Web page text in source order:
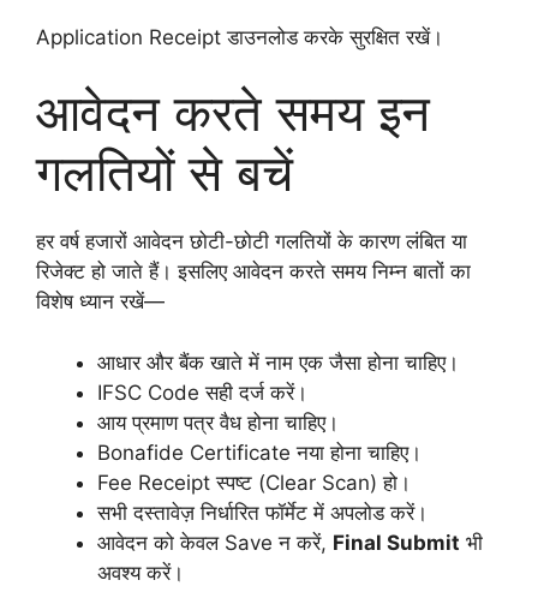
Application Receipt डाउनलोड करके सुरक्षित रखें।
आवेदन करते समय इन
गलतियों से बचें
हर वर्ष हजारों आवेदन छोटी-छोटी गलतियों के कारण लंबित या
रिजेक्ट हो जाते हैं। इसलिए आवेदन करते समय निम्न बातों का
विशेष ध्यान रखें—
आधार और बैंक खाते में नाम एक जैसा होना चाहिए।
IFSC Code सही दर्ज करें।
आय प्रमाण पत्र वैध होना चाहिए।
Bonafide Certificate नया होना चाहिए।
Fee Receipt स्पष्ट (Clear Scan) हो।
सभी दस्तावेज़ निर्धारित फॉर्मेट में अपलोड करें।
आवेदन को केवल Save न करें, Final Submit भी
अवश्य करें।